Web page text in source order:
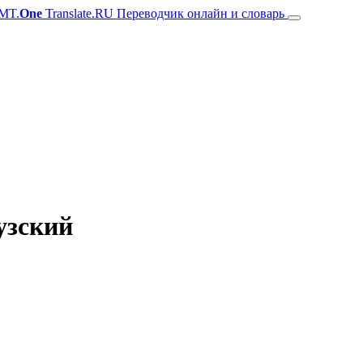
One Translate.RU Переводчик онлайн и словарь